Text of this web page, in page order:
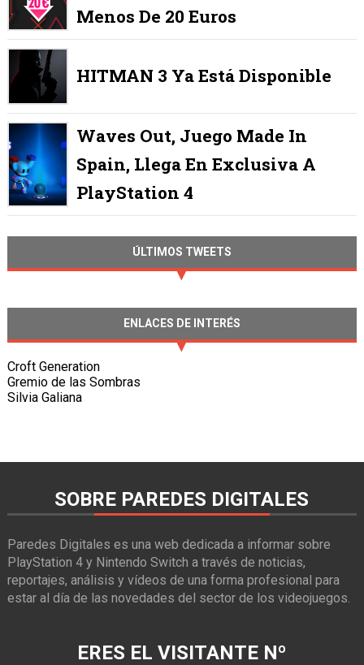
Menos De 20 Euros
HITMAN 3 Ya Está Disponible
Waves Out, Juego Made In
Spain, Llega En Exclusiva A
PlayStation 4
ÚLTIMOS TWEETS
ENLACES DE INTERÉS
Croft Generation
Gremio de las Sombras
Silvia Galiana
SOBRE PAREDES DIGITALES
Paredes Digitales es una web dedicada a informar sobre
PlayStation 4 y Nintendo Switch a través de noticias,
reportajes, análisis y vídeos de una forma profesional para
estar al día de las novedades del sector de los videojuegos.
ERES EL VISITANTE Nº